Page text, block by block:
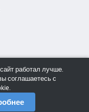
работал лучше.
соглашаетесь с